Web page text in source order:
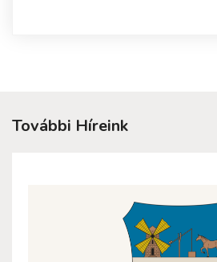
További Híreink